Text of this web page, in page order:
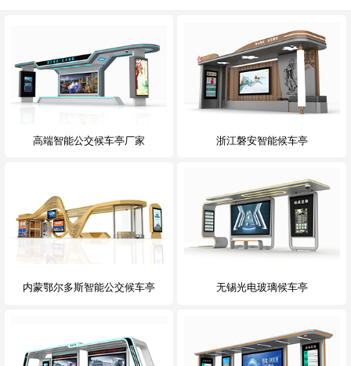
高端智能公交候车亭厂家 浙江磐安智能候车亭
内蒙鄂尔多斯智能公交候车亭 无锡光电玻璃候车亭